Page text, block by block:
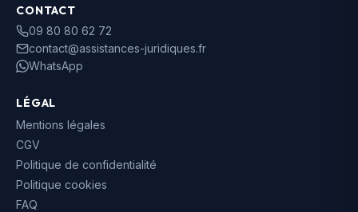
CONTACT
09 80 80 62 72
contact@assistances-juridiques.fr
WhatsApp
LÉGAL
Mentions légales
CGV
Politique de confidentialité
Politique cookies
FAQ